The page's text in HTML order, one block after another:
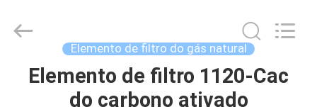
CASA
Developed
Elemento de filtro do gás natural
Elemento de filtro 1120-Cac
do carbono ativado